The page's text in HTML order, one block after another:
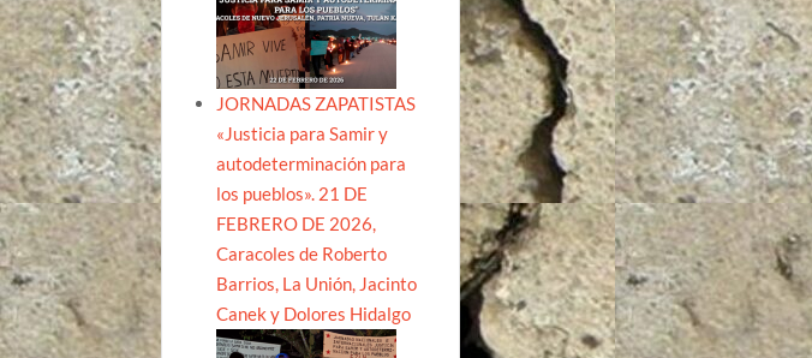
JORNADAS ZAPATISTAS
«Justicia para Samir y
autodeterminación para
los pueblos». 21 DE
FEBRERO DE 2026,
Caracoles de Roberto
Barrios, La Unión, Jacinto
Canek y Dolores Hidalgo